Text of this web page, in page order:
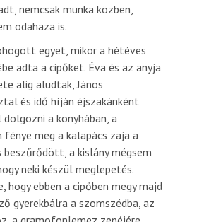
nemcsak munka közben,
odahaza is.
egyet, mikor a hétéves
adta a cipőket. Éva és az anyja
alig aludtak, János
és idő híján éjszakánként
a konyhában, a
meg a kalapács zaja a
beszűrődött, a kislány mégsem
neki készül meglepetés.
hogy ebben a cipőben megy majd
gyerekbálra a szomszédba, az